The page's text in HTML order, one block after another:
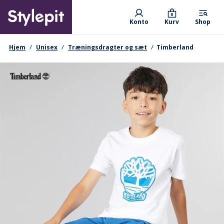
main
content
Primary departments
Konto Kurv
0
Shop
navigationssti
Hjem Unisex Træningsdragter og sæt Timberland